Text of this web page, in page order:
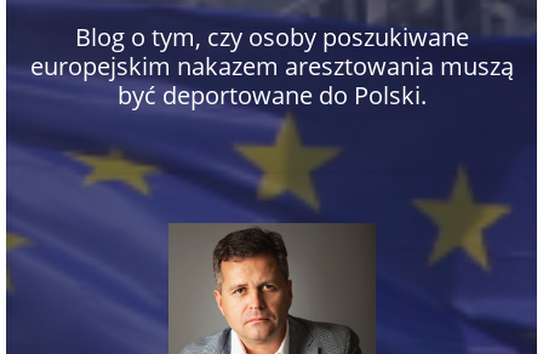
Blog o tym, czy osoby poszukiwane
europejskim nakazem aresztowania muszą
być deportowane do Polski.